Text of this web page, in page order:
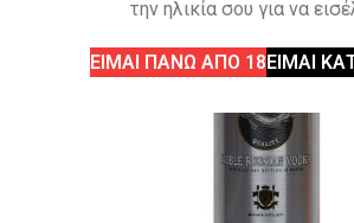
την ηλικία σου για να
ΕΙΜΑΙ ΠΑΝΩ ΑΠΟ 18ΕΙΜΑΙ